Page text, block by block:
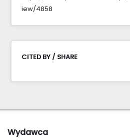
iew/4858
CITED BY / SHARE
Wydawca